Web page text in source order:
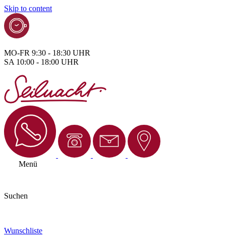
Skip to content
MO-FR 9:30 - 18:30 UHR
SA 10:00 - 18:00 UHR
Menü
Suchen
Wunschliste